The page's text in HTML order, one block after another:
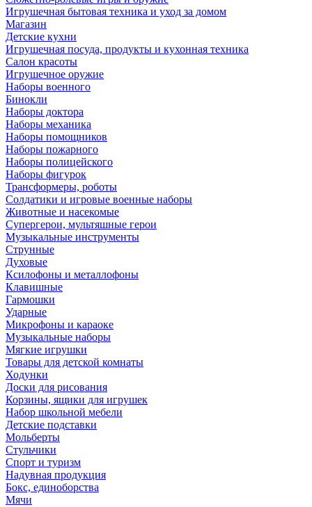
Игрушечная бытовая техника и уход за домом
Магазин
Детские кухни
Игрушечная посуда, продукты и кухонная техника
Салон красоты
Игрушечное оружие
Наборы военного
Бинокли
Наборы доктора
Наборы механика
Наборы помощников
Наборы пожарного
Наборы полицейского
Наборы фигурок
Трансформеры, роботы
Солдатики и игровые военные наборы
Животные и насекомые
Супергерои, мультяшные герои
Музыкальные инструменты
Струнные
Духовые
Ксилофоны и металлофоны
Клавишные
Гармошки
Ударные
Микрофоны и караоке
Музыкальные наборы
Мягкие игрушки
Товары для детской комнаты
Ходунки
Доски для рисования
Корзины, ящики для игрушек
Набор школьной мебели
Детские подставки
Мольберты
Стульчики
Спорт и туризм
Надувная продукция
Бокс, единоборства
Мячи